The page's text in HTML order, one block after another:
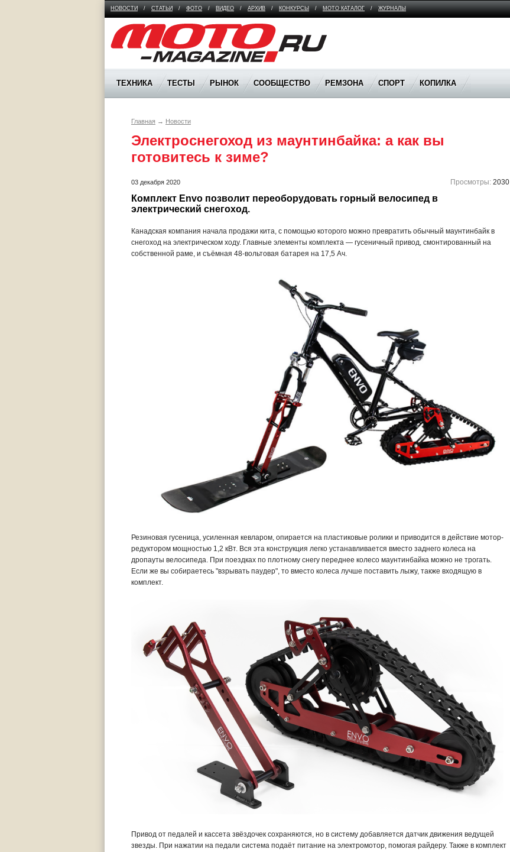
НОВОСТИ / СТАТЬИ / ФОТО / ВИДЕО / АРХИВ / КОНКУРСЫ / МОТО КАТАЛОГ / ЖУРНАЛЫ
Moto Magazine
ТЕХНИКА ТЕСТЫ РЫНОК СООБЩЕСТВО РЕМЗОНА СПОРТ КОПИЛКА
Главная → Новости
Электроснегоход из маунтинбайка: а как вы
готовитесь к зиме?
Просмотры: 2030
03 декабря 2020
Комплект Envo позволит переоборудовать горный велосипед в
электрический снегоход.
Канадская компания начала продажи кита, с помощью которого можно превратить обычный маунтинбайк в
снегоход на электрическом ходу. Главные элементы комплекта — гусеничный привод, смонтированный на
собственной раме, и съёмная 48-вольтовая батарея на 17,5 Ач.
Резиновая гусеница, усиленная кевларом, опирается на пластиковые ролики и приводится в действие мотор-
редуктором мощностью 1,2 кВт. Вся эта конструкция легко устанавливается вместо заднего колеса на
дропауты велосипеда. При поездках по плотному снегу переднее колесо маунтинбайка можно не трогать.
Если же вы собираетесь "взрывать паудер", то вместо колеса лучше поставить лыжу, также входящую в
комплект.
Привод от педалей и кассета звёздочек сохраняются, но в систему добавляется датчик движения ведущей
звезды. При нажатии на педали система подаёт питание на электромотор, помогая райдеру. Также в комплект